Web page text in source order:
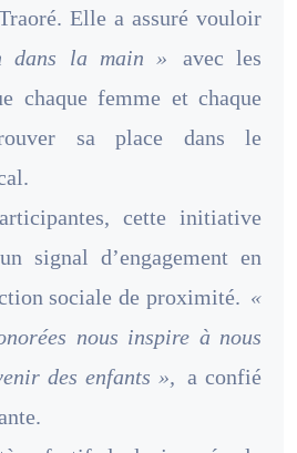
Elle a assuré vouloir
dans la main »
avec les
chaque femme et chaque
sa place dans le
cette initiative
signal d’engagement en
sociale de proximité. «
nous inspire à nous
des enfants », a confié